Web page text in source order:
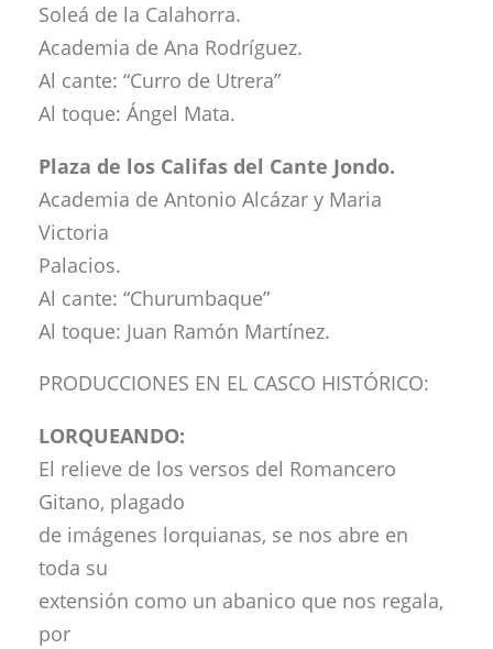
Soleá de la Calahorra.
Academia de Ana Rodríguez.
Al cante: “Curro de Utrera”
Al toque: Ángel Mata.
Plaza de los Califas del Cante Jondo.
Academia de Antonio Alcázar y Maria
Victoria
Palacios.
Al cante: “Churumbaque”
Al toque: Juan Ramón Martínez.
PRODUCCIONES EN EL CASCO HISTÓRICO:
LORQUEANDO:
El relieve de los versos del Romancero
Gitano, plagado
de imágenes lorquianas, se nos abre en
toda su
extensión como un abanico que nos regala,
por